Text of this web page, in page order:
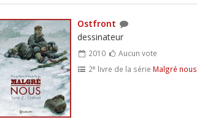
Ostfront
dessinateur
2010
Aucun vote
2e livre de la série Malgré nous